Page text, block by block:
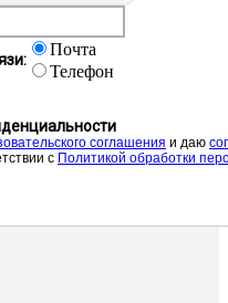
Почта
Телефон
соглашения и даю
с Политикой обработки